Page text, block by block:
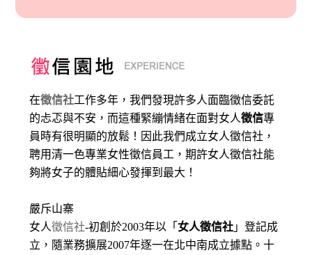
在徵信社工作多年，我們發現許多人面臨徵信委託
的忐忑與不安，而這種緊繃情緒在面對女人徵信專
員時有很明顯的放鬆！因此我們成立女人徵信社，
聘用清一色專業女性徵信員工，期許女人徵信社能
夠將女子的體貼細心發揮到最大 ！
嚴斥山寨
女人徵信社-初創於2003年以「 女人徵信社 」登記成
立，隨業務擴展2007年逐一在北中南成立據點。十